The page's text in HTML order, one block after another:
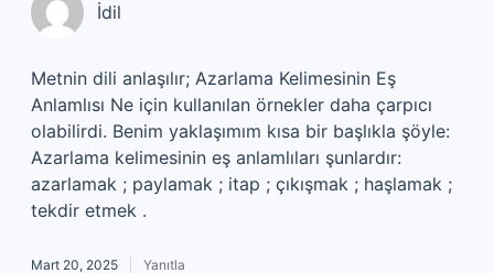
İdil
Metnin dili anlaşılır; Azarlama Kelimesinin Eş
Anlamlısı Ne için kullanılan örnekler daha çarpıcı
olabilirdi. Benim yaklaşımım kısa bir başlıkla şöyle:
Azarlama kelimesinin eş anlamlıları şunlardır:
azarlamak ; paylamak ; itap ; çıkışmak ; haşlamak ;
tekdir etmek .
Mart 20, 2025 Yanıtla